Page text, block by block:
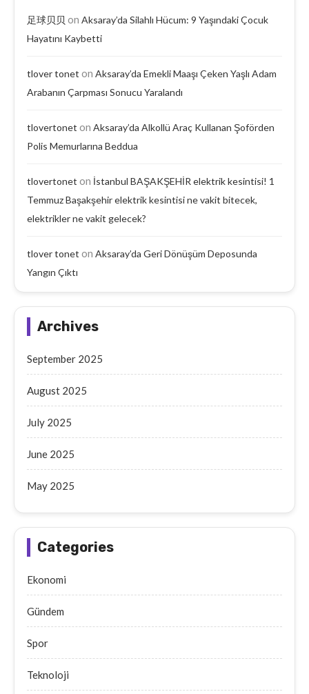
足球贝贝 on Aksaray’da Silahlı Hücum: 9 Yaşındaki Çocuk
Hayatını Kaybetti
tlover tonet on Aksaray’da Emekli Maaşı Çeken Yaşlı Adam
Arabanın Çarpması Sonucu Yaralandı
tlovertonet on Aksaray’da Alkollü Araç Kullanan Şoförden
Polis Memurlarına Beddua
tlovertonet on İstanbul BAŞAKŞEHİR elektrik kesintisi! 1
Temmuz Başakşehir elektrik kesintisi ne vakit bitecek,
elektrikler ne vakit gelecek?
tlover tonet on Aksaray’da Geri Dönüşüm Deposunda
Yangın Çıktı
Archives
September 2025
August 2025
July 2025
June 2025
May 2025
Categories
Ekonomi
Gündem
Spor
Teknoloji